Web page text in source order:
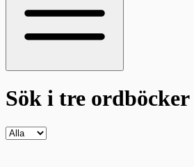
Sök i tre ordböcker